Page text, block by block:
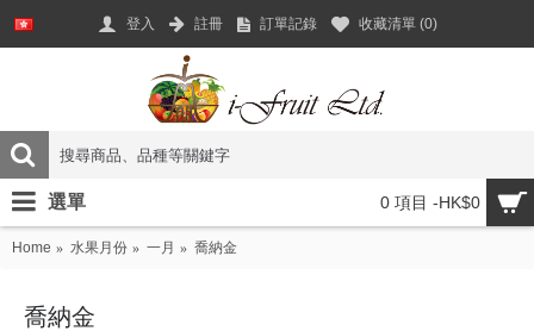
登入 註冊 訂單記錄 收藏清單 (0)
0 項目 -HK$0
選單
Home 水果月份 一月 喬納金
喬納金